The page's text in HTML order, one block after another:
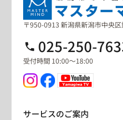
〒950-0913 新潟県新潟市中央
025-250-
受付時間 10:00～18:00
サービスのご案内